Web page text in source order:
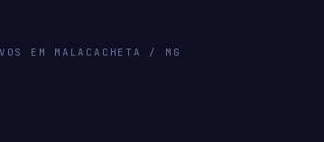
EM MALACACHETA / MG